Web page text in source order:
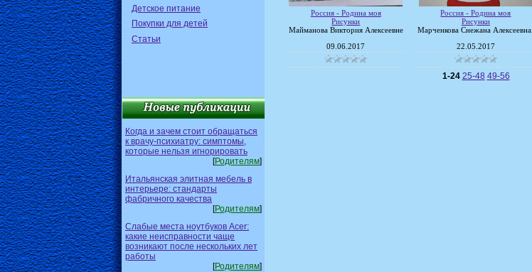
Детское питание
Покупки для детей
Статьи
Когда и зачем стоит обращаться
к врачу-психиатру: симптомы,
которые нельзя игнорировать
[Родителям]
Итальянская элитная мебель в
интерьере: стандарты
фабричного качества
[Родителям]
Слабые места ноутбуков Acer:
какие неисправности чаще
возникают после нескольких лет
работы
[Родителям]
Россия - Родина моя
Рисунки
Майманова Виктория Алексеевне
09.06.2017
Россия - Родина моя
Рисунки
Марченкова Снежана Алексеевна.
22.05.2017
1-24 25-48 49-56